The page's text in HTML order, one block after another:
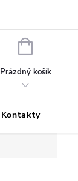
NÁKUPNÍ
Prázdný košík
Kontakty